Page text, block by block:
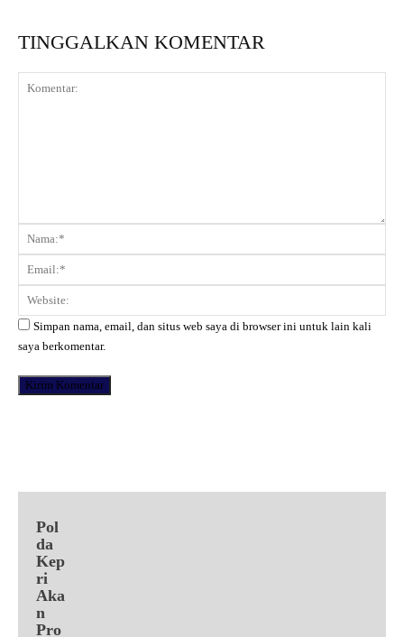
TINGGALKAN KOMENTAR
Komentar:
Simpan nama, email, dan situs web saya di browser ini untuk lain kali
saya berkomentar.
Pol
da
Kep
ri
Aka
n
Pro